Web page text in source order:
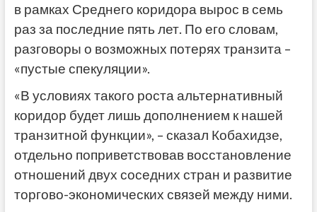
в рамках Среднего коридора вырос в семь
раз за последние пять лет. По его словам,
разговоры о возможных потерях транзита –
«пустые спекуляции».
«В условиях такого роста альтернативный
коридор будет лишь дополнением к нашей
транзитной функции», – сказал Кобахидзе,
отдельно поприветствовав восстановление
отношений двух соседних стран и развитие
торгово-экономических связей между ними.